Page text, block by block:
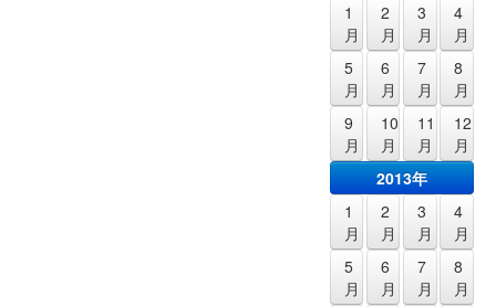
1
月
2
月
3
月
4
月
5
月
6
月
7
月
8
月
9
月
10
月
11
月
12
月
2013年
1
月
2
月
3
月
4
月
5
月
6
月
7
月
8
月